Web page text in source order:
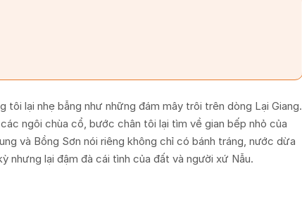
tôi lại nhẹ bẫng như những đám mây trôi trên dòng Lại Giang.
ngôi chùa cổ, bước chân tôi lại tìm về gian bếp nhỏ của
và Bồng Sơn nói riêng không chỉ có bánh tráng, nước dừa
nhưng lại đậm đà cái tình của đất và người xứ Nẫu.